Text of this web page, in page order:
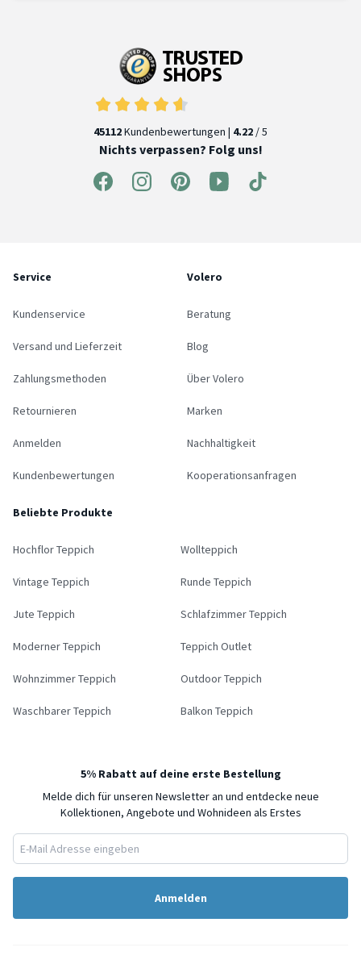
45112Kundenbewertungen | 4.22 / 5
Nichts verpassen? Folg uns!
Service
Kundenservice
Versand und Lieferzeit
Zahlungsmethoden
Retournieren
Anmelden
Kundenbewertungen
Volero
Beratung
Blog
Über Volero
Marken
Nachhaltigkeit
Kooperationsanfragen
Beliebte Produkte
Hochflor Teppich Wollteppich
Vintage Teppich Runde Teppich
Jute Teppich Schlafzimmer Teppich
Moderner Teppich Teppich Outlet
Wohnzimmer Teppich Outdoor Teppich
Waschbarer Teppich Balkon Teppich
5% Rabatt auf deine erste Bestellung
Melde dich für unseren Newsletter an und entdecke neue
Kollektionen, Angebote und Wohnideen als Erstes
Anmelden